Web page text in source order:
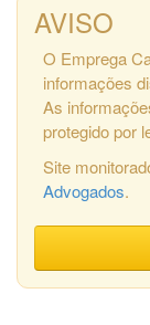
AVISO
O Emprega
informações
As
protegido por
Site
Advogados.